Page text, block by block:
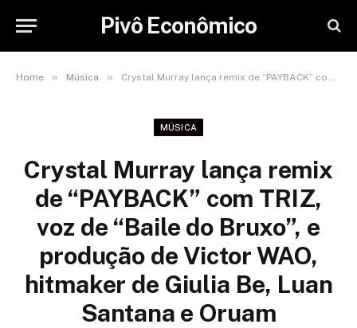
Pivô Econômico
Home » Música » Crystal Murray lança remix de “PAYBACK” com TRIZ, voz de “Baile do Bruxo”, e produção de Victor WAO, hitmaker de Giulia Be, Luan Santana e Oruam
MÚSICA
Crystal Murray lança remix
de “PAYBACK” com TRIZ,
voz de “Baile do Bruxo”, e
produção de Victor WAO,
hitmaker de Giulia Be, Luan
Santana e Oruam